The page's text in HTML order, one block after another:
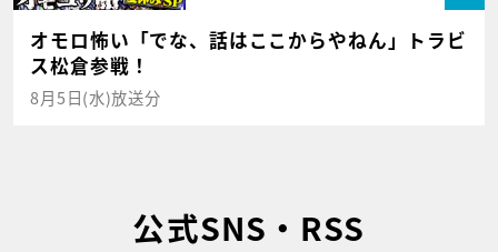
オモロ怖い「でな、話はここからやねん」トラビ
ス松倉参戦！
8月5日(水)放送分
公式SNS・RSS